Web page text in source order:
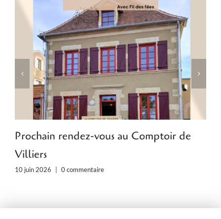
Prochain rendez-vous au Comptoir de
Villiers
10 juin 2026 0 commentaire